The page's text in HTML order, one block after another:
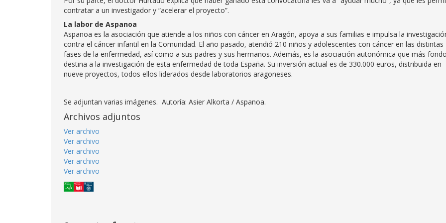
contratar a un investigador y “acelerar el proyecto”.
La labor de Aspanoa
Aspanoa es la asociación que atiende a los niños con cáncer en Aragón, apoya a sus familias e impulsa la
contra el cáncer infantil en la Comunidad. El año pasado, atendió 210 niños y adolescentes con cáncer en las distintas
fases de la enfermedad, así como a sus padres y sus hermanos. Además, es la asociación autonómica que más
destina a la investigación de esta enfermedad de toda España. Su inversión actual es de 330.000 euros, distribuida en
nueve proyectos, todos ellos liderados desde laboratorios aragoneses.
Se adjuntan varias imágenes. Autoría: Asier Alkorta / Aspanoa.
Archivos adjuntos
Ver archivo
Ver archivo
Ver archivo
Ver archivo
Ver archivo